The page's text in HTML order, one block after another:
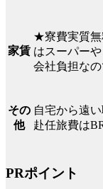
家賃
★寮費実質無
はスーパー
会社負担なの
その
他
自宅から遠
赴任旅費は
PRポイント